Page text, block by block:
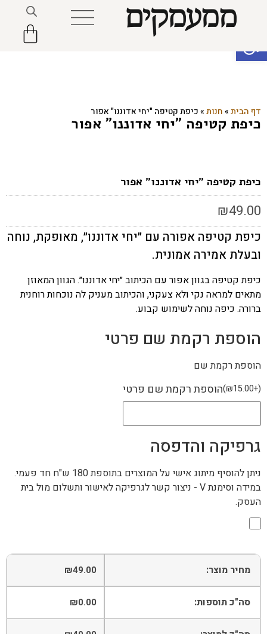
פתח סרגל נגישות
דף הבית»חנות»כיפת קטיפה "יחי אדוננו" אפור
כיפת קטיפה "יחי אדוננו" אפור
כיפת קטיפה "יחי אדוננו" אפור
₪49.00
כיפת קטיפה אפורה עם ״יחי אדוננו״, מאופקת, נוחה
ובעלת אמירה אמונית.
כיפת קטיפה בגוון אפור עם הכיתוב ״יחי אדוננו״. הגוון המאוזן
מתאים למראה נקי ולא צעקני, והכיתוב מעניק לה נוכחות רוחנית
ברורה. כיפה נוחה לשימוש קבוע.
הוספת רקמת שם פרטי
הוספת רקמת שם
הוספת רקמת שם פרטי (
+
₪15.00
)
גרפיקה והדפסה
ניתן להוסיף מיתוג אישי על המוצרים בתוספת 180 ש"ח חד פעמי.
במידה וסימנת V - ניצור קשר לגרפיקה לאישור ותשלום מול בית
העסק.
מחיר מוצר: ₪49.00
סה"כ תוספות: ₪0.00